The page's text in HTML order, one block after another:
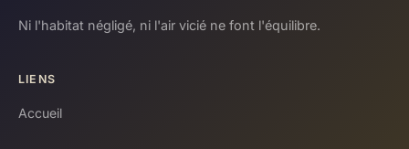
Ni l'habitat négligé, ni l'air vicié ne font l'équilibre.
LIENS
Accueil